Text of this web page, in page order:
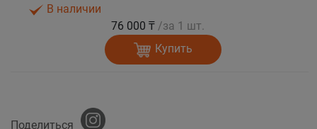
В наличии
76 000 ₸ /за 1 шт.
Купить
Поделиться